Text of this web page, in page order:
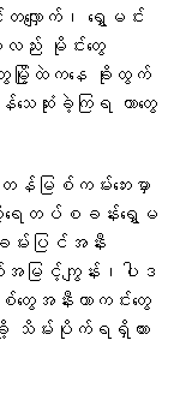
လျှောက်၊ ရွှေမင်း
လည်း မိုင်းတွေ
ေမြို့ထဲကနေ ခိုးထွက်
ေဆုံးခဲ့ကြရ တာတွေ
မြစ်ကမ်းဘေးမှာ
ရေတပ်စခန်းရွှေမ
းပြင်အနီး
မြင့်ကျွန်း၊ပါဒ
အနီးကာကင်းတွေ
သိမ်းပိုက်ရရှိထား